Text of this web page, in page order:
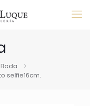
selfie16cm.